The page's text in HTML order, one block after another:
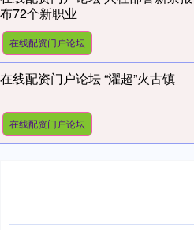
布72个新职业
在线配资门户论坛
在线配资门户论坛 “濯超”火古镇
在线配资门户论坛